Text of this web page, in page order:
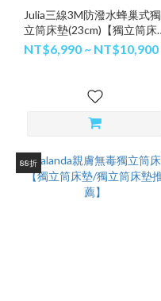
Julia三線3M防潑水蜂巢式獨
立筒床墊(23cm)【獨立筒床
墊/獨立筒床墊推薦】
NT$6,990 ~ NT$10,900
88折